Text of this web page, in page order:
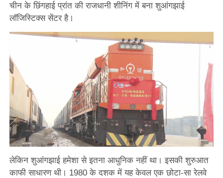
चीन के छिंगहाई प्रांत की राजधानी शीनिंग में बना शुआंगझाई
लॉजिस्टिक्स सेंटर है।
लेकिन शुआंगझाई हमेशा से इतना आधुनिक नहीं था। इसकी शुरुआत
काफी साधारण थी। 1980 के दशक में यह केवल एक छोटा-सा रेलवे